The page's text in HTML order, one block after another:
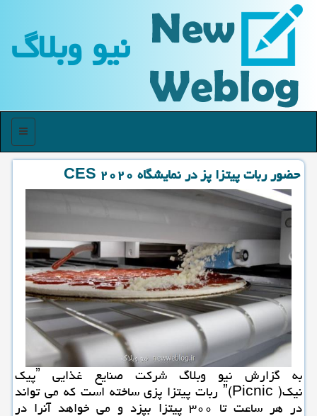
نیو وبلاگ
منو
حضور ربات پیتزا پز در نمایشگاه CES ۲۰۲۰
به گزارش نیو وبلاگ شركت صنایع غذایی ˮپیك
نیكˮ(Picnic ) ربات پیتزا پزی ساخته است كه می تواند
در هر ساعت تا ۳۰۰ پیتزا بپزد و می خواهد آنرا در